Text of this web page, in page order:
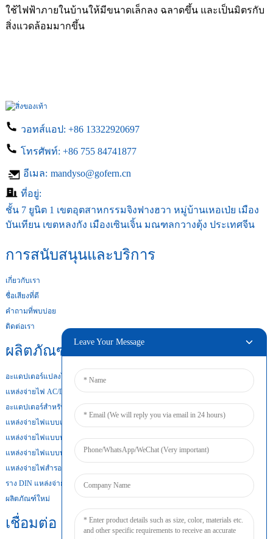
ใช้ไฟฟ้าภายในบ้านให้มีขนาดเล็กลง ฉลาดขึ้น และเป็นมิตรกับ
สิ่งแวดล้อมมากขึ้น
วอทส์แอป: +86 13322920697
โทรศัพท์: +86 755 84741877
อีเมล: mandyso@gofern.cn
ที่อยู่:
ชั้น 7 ยูนิต 1 เขตอุตสาหกรรมจิงฟางฮวา หมู่บ้านเหอเป่ย เมือง
บันเทียน เขตหลงกัง เมืองเซินเจิ้น มณฑลกวางตุ้ง ประเทศจีน
การสนับสนุนและบริการ
เกี่ยวกับเรา
ชื่อเสียงที่ดี
คำถามที่พบบ่อย
ติดต่อเรา
ผลิตภัณฑ์ของเรา
อะแดปเตอร์แปลงไฟสำหรับเดสก์ท็อป
แหล่งจ่ายไฟ AC/DC
อะแดปเตอร์สำหรับติดตั้งบนผนัง
แหล่งจ่ายไฟแบบเปิดเฟรม
แหล่งจ่ายไฟแบบบางพิเศษ
แหล่งจ่ายไฟแบบบาง
แหล่งจ่ายไฟสำรองแบตเตอรี่
ราง DIN แหล่งจ่ายไฟ
ผลิตภัณฑ์ใหม่
เชื่อมต่อ
Leave Your Message